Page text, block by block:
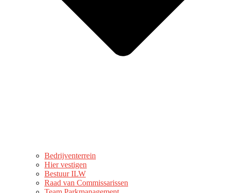
Bedrijventerrein
Hier vestigen
Bestuur ILW
Raad van Commissarissen